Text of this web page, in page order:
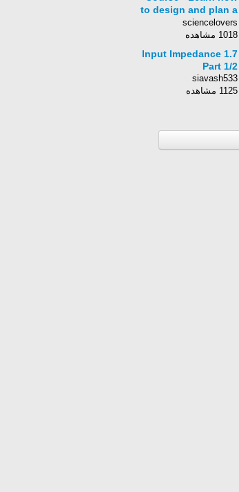
to design and plan a
database for
beginners - طراحی
sciencelovers
1018 مشاهده
1.7 Input Impedance
Part 1/2
siavash533
1125 مشاهده